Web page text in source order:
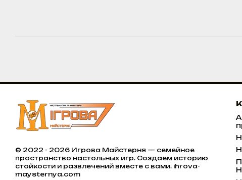
© 2022 - 2026 Игрова Майстерня — семейное
пространство настольных игр. Создаем историю
стойкости и развлечений вместе с вами. ihrova-
maysternya.com